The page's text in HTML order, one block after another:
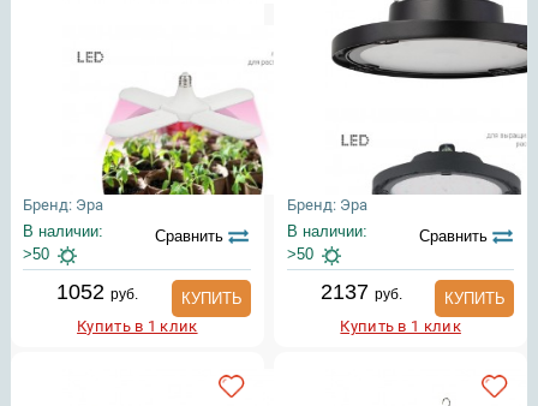
Бренд: Эра
В наличии:
>50
Сравнить
1052руб.
КУПИТЬ
Купить в 1 клик
Бренд: Эра
В наличии:
>50
Сравнить
2137 руб.
КУПИТЬ
Купить в 1 клик